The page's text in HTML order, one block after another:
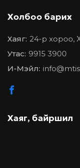
Холбоо барих
Хаяг: 24-р хороо,
Утас: 9915 3900
И-Мэйл:
Хаяг, байршил